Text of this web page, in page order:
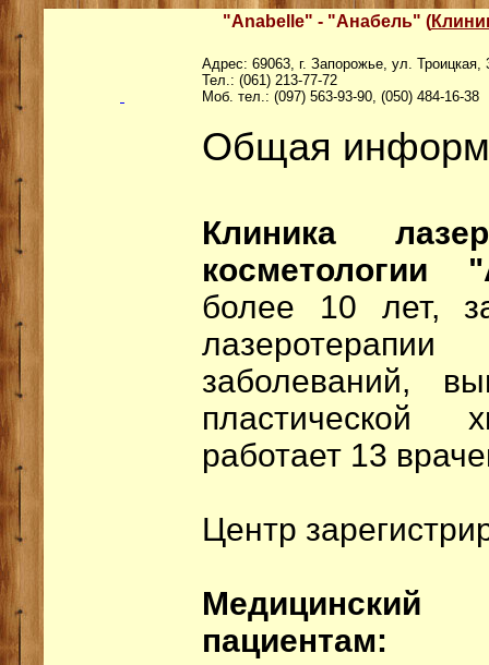
"Anabelle" - "Анабель" (
Адрес: 69063, г. Запорожье, ул. Троицкая,
Тел.: (061) 213-77-72
Моб. тел.: (097) 563-93-90, (050) 484-16-38
Общая
Клиника
более 10 лет,
заболеваний,
пластической
работает 13
Центр
Медицинский
пациентам: